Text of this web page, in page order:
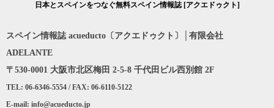
日本とスペインをつなぐ無料スペイン情報誌 [アクエドゥクト]
スペイン情報誌 acueducto〔アクエドゥクト〕│有限会社
ADELANTE
〒530-0001 大阪市北区梅田 2-5-8 千代田ビル西別館 2F
TEL: 06-6346-5554 / FAX: 06-6110-5122
E-mail: info@acueducto.jp